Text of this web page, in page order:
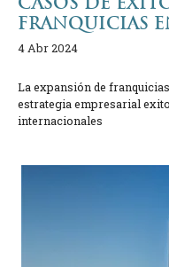
FRANQUICIAS
4 Abr 2024
La expansión de
estrategia empresarial
internacionales